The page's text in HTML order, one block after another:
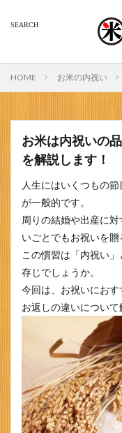
HOME お米の内祝い
お米は内祝いの
を解説します！
人生にはいくつもの
が一般的です。
周りの結婚や出産に
いごとでもお祝いを贈
この慣習は「内祝い
存じでしょうか。
今回は、お祝いにお
お返しの違いについて